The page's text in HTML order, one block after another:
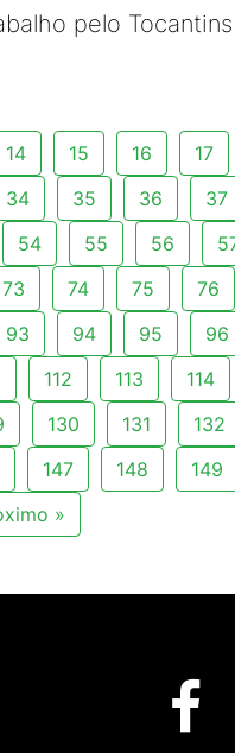
pelo Tocantins
14 15 16 17
34 35 36 37
54 55 56
73 74 75 76
93 94 95 96
112 113 114
130 131 132
147 148 149
»